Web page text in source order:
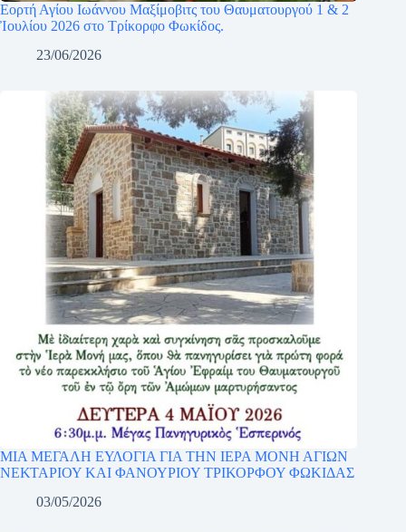
Εορτή Αγίου Ιωάννου Μαξίμοβιτς του Θαυματουργού 1 & 2
Ἰουλίου 2026 στο Τρίκορφο Φωκίδος.
23/06/2026
ΜΙΑ ΜΕΓΑΛΗ ΕΥΛΟΓΙΑ ΓΙΑ ΤΗΝ ΙΕΡΑ ΜΟΝΗ ΑΓΙΩΝ
ΝΕΚΤΑΡΙΟΥ ΚΑΙ ΦΑΝΟΥΡΙΟΥ ΤΡΙΚΟΡΦΟΥ ΦΩΚΙΔΑΣ
03/05/2026